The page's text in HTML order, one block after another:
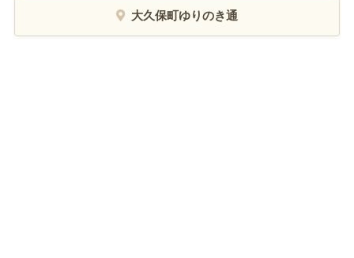
大久保町ゆりのき通